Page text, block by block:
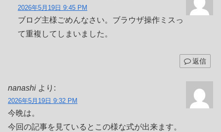
2026年5月19日 9:45 PM
ブログ主様ごめんなさい。ブラウザ操作ミスっ
て重複してしまいました。
返信
nanashi より:
2026年5月19日 9:32 PM
今晩は。
今回の記事を見ているとこの様な式が出来ます。